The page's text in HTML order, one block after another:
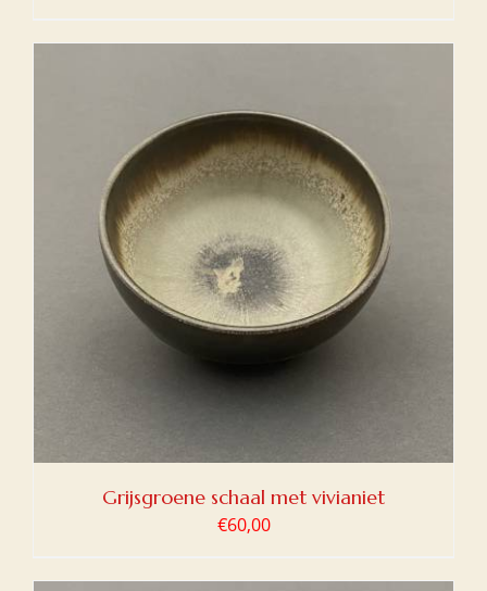
Grijsgroene schaal met vivianiet
€60,00